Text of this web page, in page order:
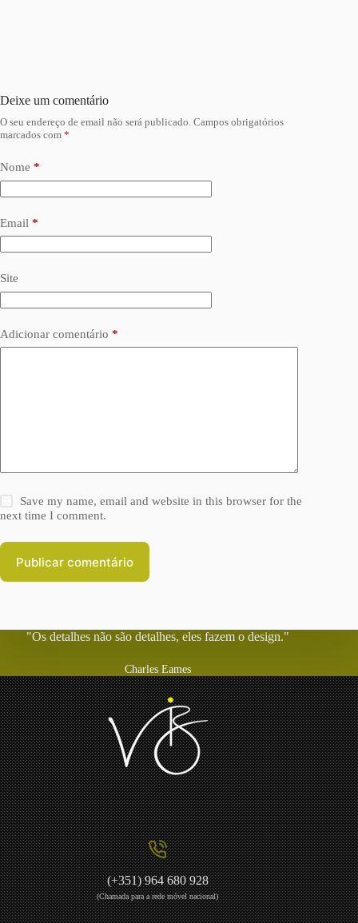
Deixe um comentário
O seu endereço de email não será publicado. Campos obrigatórios
marcados com *
Nome *
Email *
Site
Adicionar comentário *
Save my name, email and website in this browser for the
next time I comment.
Publicar comentário
"Os detalhes não são detalhes, eles fazem o design."
Charles Eames
(+351) 964 680 928
(Chamada para a rede móvel nacional)